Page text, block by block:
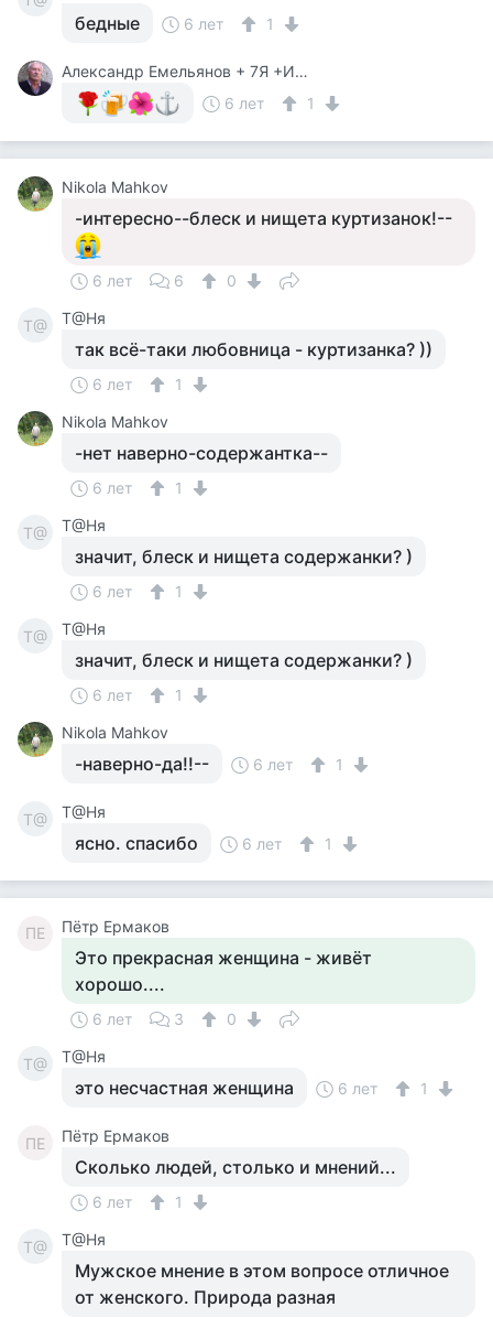
бедные 6 лет 1
Александр Емельянов + 7Я +Инструктор Туризма
6 лет
1
Nikola Mahkov
-интересно--блеск и нищета куртизанок!--
6 лет 6 0
Т@ Т@Ня
так всё-таки любовница - куртизанка? ))
6 лет
1
Nikola Mahkov
-нет наверно-содержантка--
6 лет 1
Т@ Т@Ня
значит, блеск и нищета содержанки? )
6 лет 1
Т@ Т@Ня
значит, блеск и нищета содержанки? )
6 лет
1
Nikola Mahkov
-наверно-да!!-- 6 лет 1
Т@ Т@Ня
ясно. спасибо 6 лет 1
ПЕ Пётр Ермаков
Это прекрасная женщина - живёт
хорошо....
6 лет 3 0
Т@ Т@Ня
это несчастная женщина 6 лет 1
ПЕ Пётр Ермаков
Сколько людей, столько и мнений...
6 лет 1
Т@ Т@Ня
Мужское мнение в этом вопросе отличное
от женского. Природа разная